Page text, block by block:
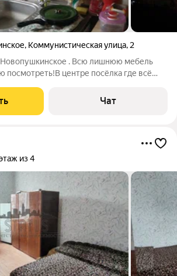
, Коммунистическая улица, 2
. Всю лишнюю мебель
посмотреть!В центре посёлка где всё
Чат
из 4